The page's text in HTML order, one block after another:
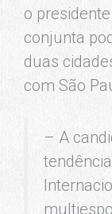
o
conjunta
duas
com São
– A